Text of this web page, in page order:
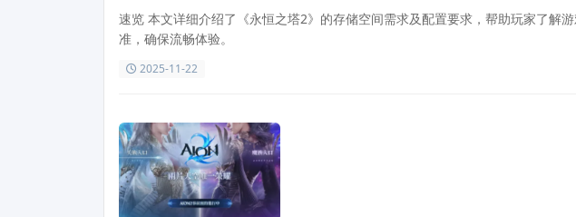
速览 本文详细介绍了《永恒之塔2》的存储空间需求及配置要求，帮助玩家了解
准，确保流畅体验。
2025-11-22